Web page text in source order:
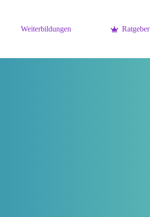
Weiterbildungen Ratgeber